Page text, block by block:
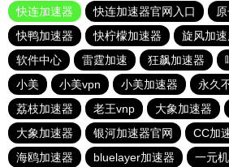
快连加速器
快连加速器官网入口
快鸭加速器
快柠檬加速器 旋风加
软件中心
雷霆加速 狂飙加速器
小美
小美vpn 小美加速器
永久
荔枝加速器
老王vnp 大象加速器
大象加速器
银河加速器官网 CC加
海鸥加速器
bluelayer加速器 一元